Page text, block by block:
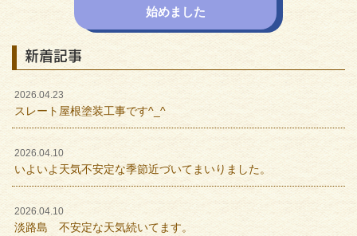
始めました
新着記事
2026.04.23
スレート屋根塗装工事です^_^
2026.04.10
いよいよ天気不安定な季節近づいてまいりました。
2026.04.10
淡路島 不安定な天気続いてます。